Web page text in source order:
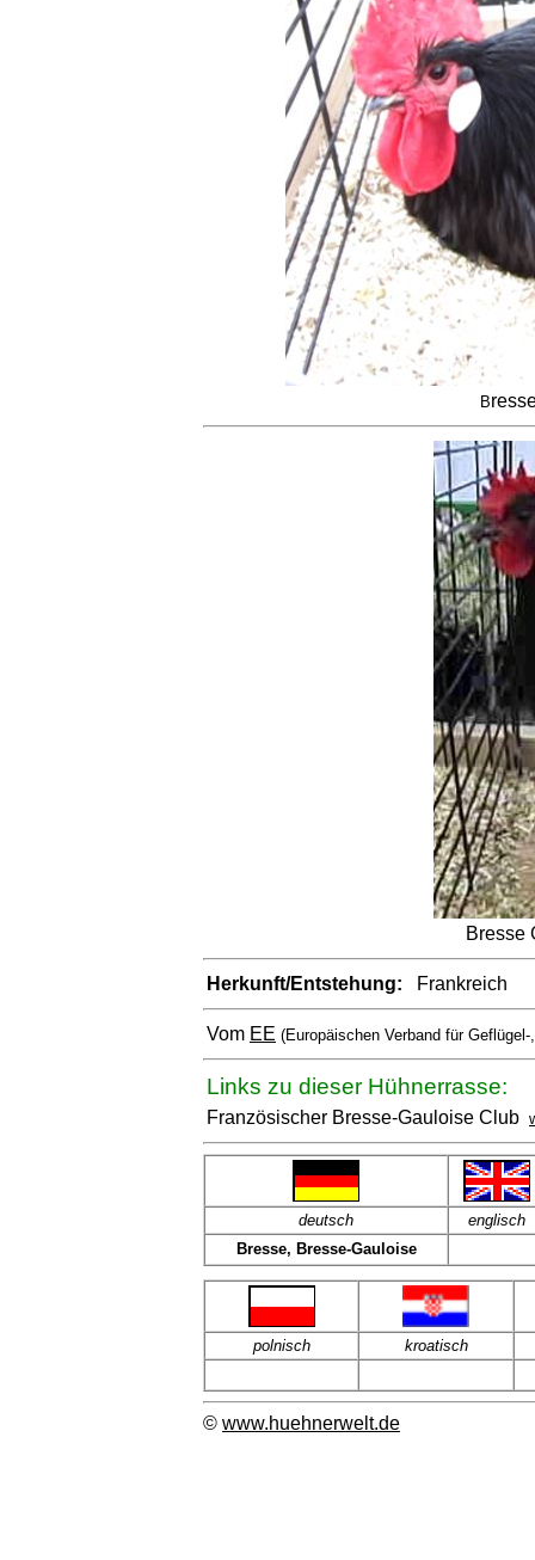
B
Bresse
Herkunft/Entstehung: Frankreich
Vom EE (Europäischen Verband für
Links zu dieser Hühnerrasse:
Französischer Bresse-Gauloise Club
deutsch
englisch
Bresse, Bresse-Gauloise
polnisch kroatisch
© www.huehnerwelt.de